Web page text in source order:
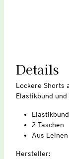
Details
Lockere Shorts
Elastikbund
Elastikbund
2 Taschen
Aus Leinen
Hersteller: